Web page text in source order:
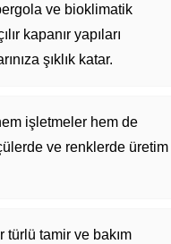
ve bioklimatik
kapanır yapıları
şıklık katar.
işletmeler hem de
ve renklerde üretim
türlü tamir ve bakım